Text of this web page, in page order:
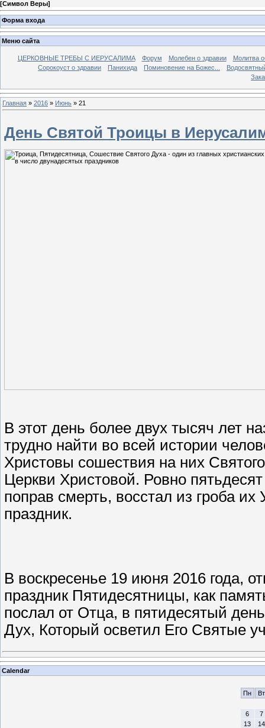
[Символ Веры]
Форма входа
Меню сайта
ЦЕРКОВНЫЕ ТРЕБЫ С ИЕРУСАЛИМА Форум Молебен о здравии
Молитва
Сорокоуст о здравии
Панихида Поминовение на Божес...
Главная » 2016 » Июнь » 21
День Святой Троицы в
В этот день более двух тысяч лет
трудно найти во всей истории
Христовы сошествия на них
Церкви Христовой. Ровно
поправ смерть, восстал из гроба
праздник.
В воскресенье 19 июня 2016 года,
праздник Пятидесятницы, как
послал от Отца, в пятидесятый
Дух, Который осветил Его Святые
Calendar
Пн Вт
6
7
13
14